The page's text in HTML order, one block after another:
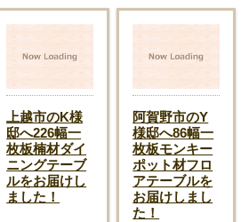
上越市のK様
邸へ226幅一
枚板楠材ダイ
ニングテーブ
ルをお届けし
ました！
阿賀野市のY
様邸へ86幅一
枚板モンキー
ポット材フロ
アテーブルを
お届けしまし
た！